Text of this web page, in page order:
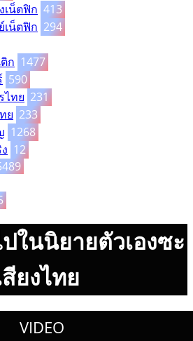
เน็ตฟิก 413
เน็ตฟิก 294
ก 1477
590
ไทย 231
ย 233
1268
12
ในนิยายตัวเองซะ
ยงไทย
VIDEO